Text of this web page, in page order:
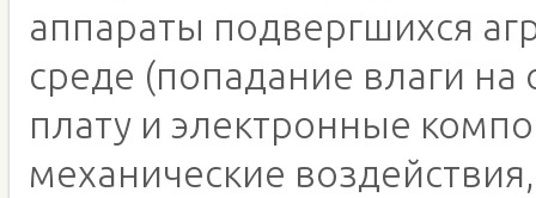
аппараты подвергшихся
среде (попадание влаги на
плату и электронные
механические воздействия,